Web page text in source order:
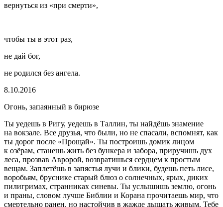
вернуться из «при смерти»,
чтобы ты в этот раз,
не дай бог,
не родился без ангела.
8.10.2016
Огонь, запаянный в бирюзе
Ты уедешь в Ригу, уедешь в Таллин, ты найдёшь знамение
на вокзале. Все друзья, что были, но не спасали, вспомнят, как
ты дорог после «Прощай». Ты построишь домик лицом
к озёрам, станешь жить без бункера и забора, приручишь дух
леса, прозвав Авророй, возвратишься сердцем к простым
вещам. Заплетёшь в запястья лучи и блики, будешь петь лисе,
воробьям, бруснике старый блюз о солнечных, ярых, диких
пилигримах, странниках синевы. Ты услышишь землю, огонь
и праны, словом лучше Библии и Корана прочитаешь мир, что
смертельно ранен, но настойчив в жажде дышать живым. Тебе